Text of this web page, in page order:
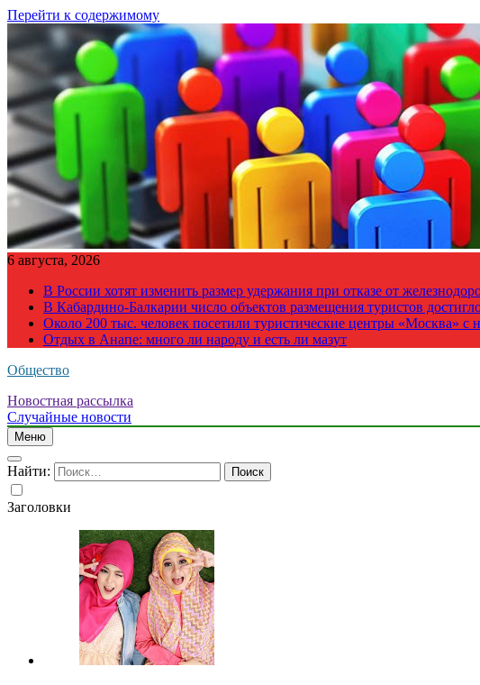
Перейти к содержимому
6 августа, 2026
В России хотят изменить размер удержания при отказе от
В Кабардино-Балкарии число объектов размещения туристов
Около 200 тыс. человек посетили туристические центры «Москва» с
Отдых в Анапе: много ли народу и есть ли мазут
Общество
Новостная рассылка
Случайные новости
Меню
Найти:
Заголовки